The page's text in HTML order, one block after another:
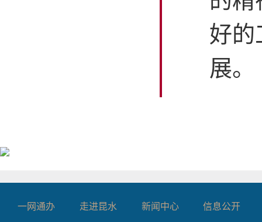
好的
展。
一网通办 走进昆水 新闻中心 信息公开